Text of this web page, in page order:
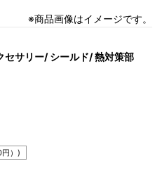
※商品画像はイメージです。
セサリー/ シールド/ 熱対策部
円）)